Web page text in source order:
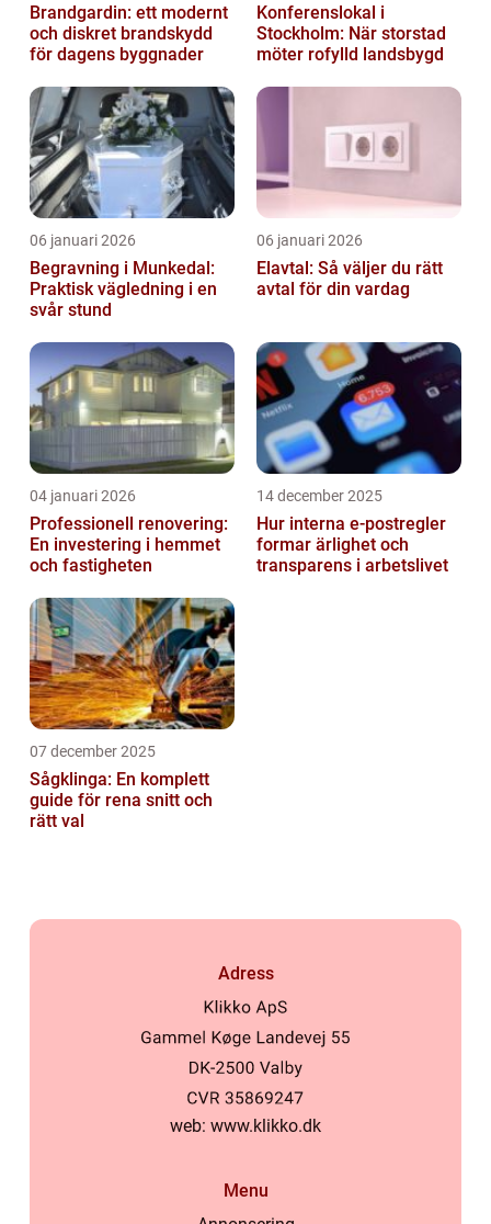
Brandgardin: ett modernt
och diskret brandskydd
för dagens byggnader
Konferenslokal i
Stockholm: När storstad
möter rofylld landsbygd
06 januari 2026
Begravning i Munkedal:
Praktisk vägledning i en
svår stund
06 januari 2026
Elavtal: Så väljer du rätt
avtal för din vardag
04 januari 2026
Professionell renovering:
En investering i hemmet
och fastigheten
14 december 2025
Hur interna e-postregler
formar ärlighet och
transparens i arbetslivet
07 december 2025
Sågklinga: En komplett
guide för rena snitt och
rätt val
Adress
web: www.klikko.dk
Menu